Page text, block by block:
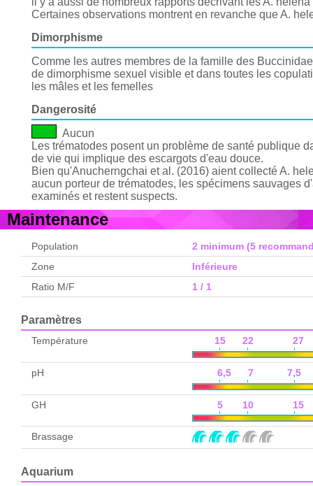
Certaines observations montrent en revanche que A.
Dimorphisme
Comme les autres membres de la famille des
de dimorphisme sexuel visible et dans toutes les
les mâles et les femelles
Dangerosité
Aucun
Les trématodes posent un problème de santé publique
de vie qui implique des escargots d'eau douce.
Bien qu'Anucherngchai et al. (2016) aient collecté A.
aucun porteur de trématodes, les spécimens sauvages
examinés et restent suspects.
Maintenance
Population
2 minimum (5
Zone
Inférieure
Ratio M/F
1 / 1
Paramètres
Température 15 22 27
pH 6,5 7 7,5
GH 5 10 15
Brassage
Aquarium